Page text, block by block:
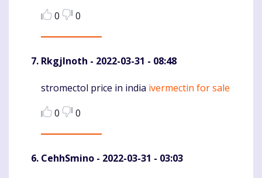
0
0
RkgjInoth - 2022-03-31 - 08:48
Komentaras
stromectol price in india ivermectin for sale
0
0
CehhSmino - 2022-03-31 - 03:03